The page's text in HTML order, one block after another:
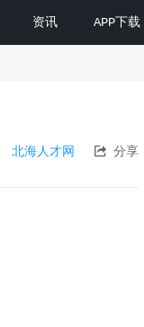
资讯 APP下载
北海人才网  分享